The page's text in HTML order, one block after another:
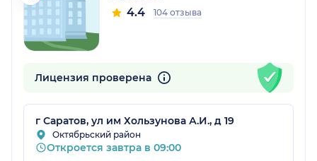
4.4 104 отзыва
Лицензия проверена
г Саратов, ул им Хользунова А.И., д 19
Октябрьский район
Откроется завтра в 09:00